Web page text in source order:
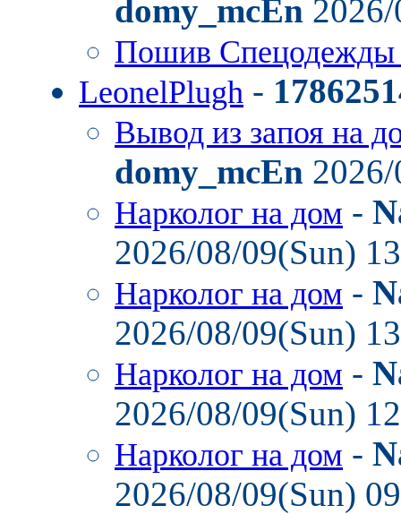
domy_mcEn
Пошив
LeonelPlugh -
Вывод из запоя на
domy_mcEn
Нарколог на дом -
2026/08/09(Sun)
Нарколог на дом -
2026/08/09(Sun)
Нарколог на дом -
2026/08/09(Sun)
Нарколог на дом -
2026/08/09(Sun)